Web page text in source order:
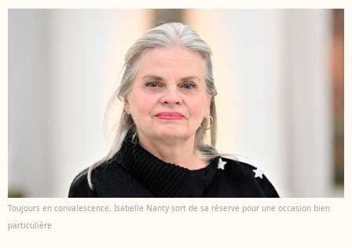
Toujours en convalescence, Isabelle Nanty sort de sa réserve pour une occasion bien
particulière